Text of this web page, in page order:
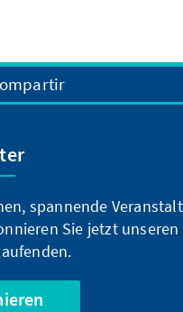
spannende
Sie jetzt